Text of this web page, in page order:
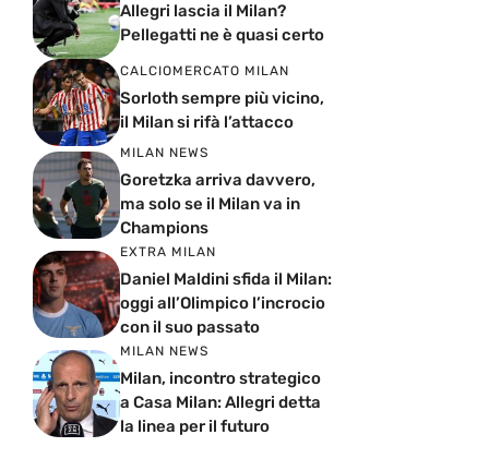
Allegri lascia il Milan?
Pellegatti ne è quasi certo
CALCIOMERCATO MILAN
Sorloth sempre più vicino,
il Milan si rifà l’attacco
MILAN NEWS
Goretzka arriva davvero,
ma solo se il Milan va in
Champions
EXTRA MILAN
Daniel Maldini sfida il Milan:
oggi all’Olimpico l’incrocio
con il suo passato
MILAN NEWS
Milan, incontro strategico
a Casa Milan: Allegri detta
la linea per il futuro